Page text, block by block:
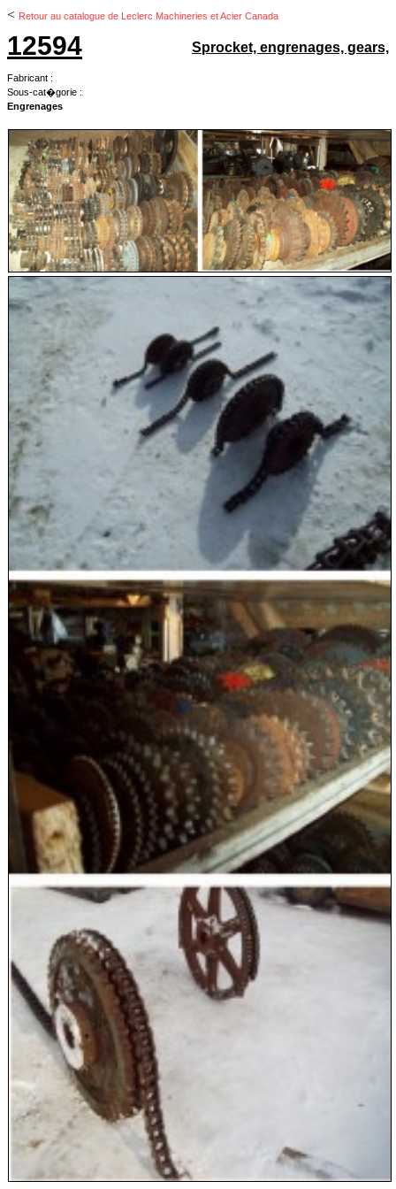
< Retour au catalogue de Leclerc Machineries et Acier Canada
12594
Fabricant :
Sous-cat�gorie :
Engrenages
Sprocket, engrenages, gears,